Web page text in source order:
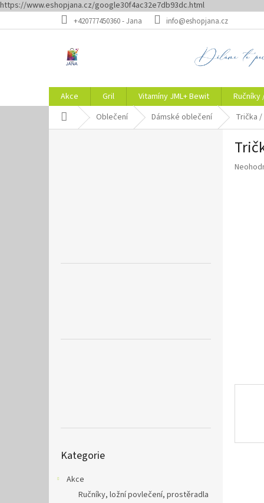
https://www.eshopjana.cz/google30f4ac32e7db93dc.html
na
+420777450360 - Jana info@eshopjana.cz
Akce Gril Vitamíny JML+ Bewit
Ručníky
Domů Oblečení Dámské oblečení Trička
kategorie
Kategorie
Akce
Ručníky, ložní povlečení, prostěradla